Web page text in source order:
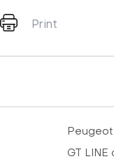
Print
Peugeot
GT